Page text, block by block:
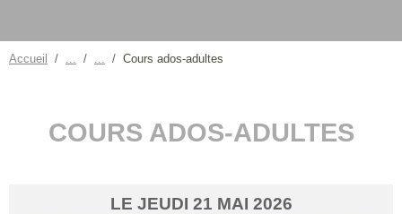
Accueil Cours ados-adultes
COURS ADOS-ADULTES
LE JEUDI 21 MAI 2026